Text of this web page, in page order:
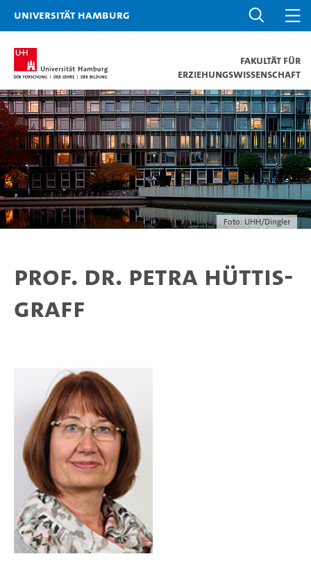
Universität Hamburg
Fakultät für
Erziehungswissenschaft
Foto: UHH/Dingler
Prof. Dr. Petra Hüttis-
Graff